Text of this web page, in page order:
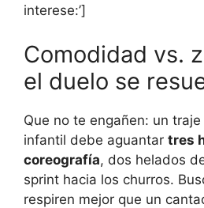
interese:’]
Comodidad vs.
el duelo se
Que no te engañen: un
infantil debe aguantar tres
coreografía, dos helados
sprint hacia los churros.
respiren mejor que un